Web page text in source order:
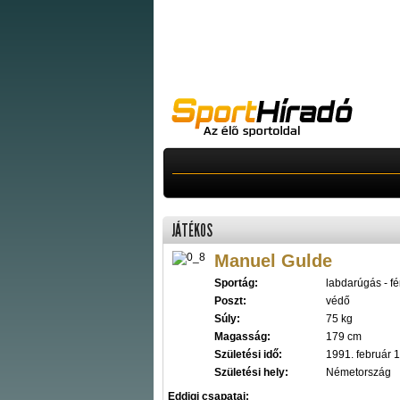
JÁTÉKOS
Manuel Gulde
Sportág:
labdarúgás -
Poszt:
védő
Súly:
75 kg
Magasság:
179 cm
Születési idő:
1991. február
Születési hely:
Németország
Eddigi csapatai: